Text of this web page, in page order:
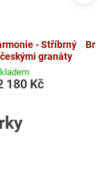
- Stříbrný
granáty
180 Kč